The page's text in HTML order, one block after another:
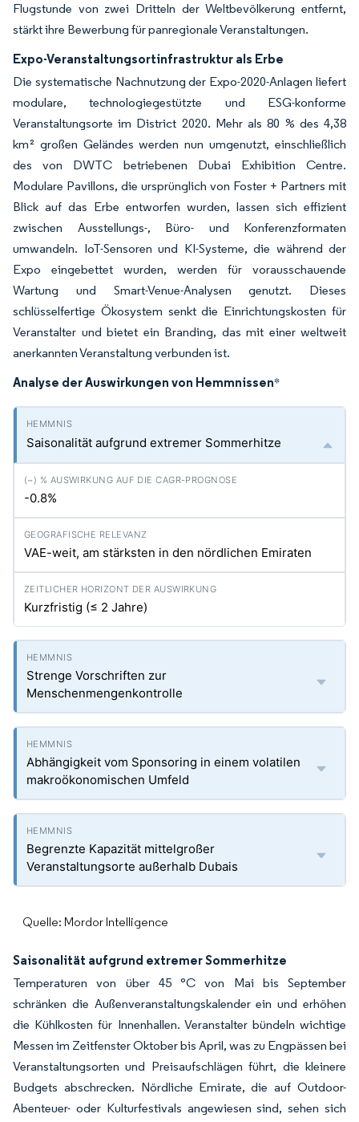
Flugstunde von zwei Dritteln der Weltbevölkerung entfernt,
stärkt ihre Bewerbung für panregionale Veranstaltungen.
Expo-Veranstaltungsortinfrastruktur als Erbe
Die systematische Nachnutzung der Expo-2020-Anlagen liefert
modulare, technologiegestützte und ESG-konforme
Veranstaltungsorte im District 2020. Mehr als 80 % des 4,38
km² großen Geländes werden nun umgenutzt, einschließlich
des von DWTC betriebenen Dubai Exhibition Centre.
Modulare Pavillons, die ursprünglich von Foster + Partners mit
Blick auf das Erbe entworfen wurden, lassen sich effizient
zwischen Ausstellungs-, Büro- und Konferenzformaten
umwandeln. IoT-Sensoren und KI-Systeme, die während der
Expo eingebettet wurden, werden für vorausschauende
Wartung und Smart-Venue-Analysen genutzt. Dieses
schlüsselfertige Ökosystem senkt die Einrichtungskosten für
Veranstalter und bietet ein Branding, das mit einer weltweit
anerkannten Veranstaltung verbunden ist.
Analyse der Auswirkungen von Hemmnissen*
Saisonalität aufgrund extremer Sommerhitze
-0.8%
VAE-weit, am stärksten in den nördlichen Emiraten
Kurzfristig (≤ 2 Jahre)
Strenge Vorschriften zur
Menschenmengenkontrolle
Abhängigkeit vom Sponsoring in einem volatilen
makroökonomischen Umfeld
Begrenzte Kapazität mittelgroßer
Veranstaltungsorte außerhalb Dubais
Quelle: Mordor Intelligence
Saisonalität aufgrund extremer Sommerhitze
Temperaturen von über 45 °C von Mai bis September
schränken die Außenveranstaltungskalender ein und erhöhen
die Kühlkosten für Innenhallen. Veranstalter bündeln wichtige
Messen im Zeitfenster Oktober bis April, was zu Engpässen bei
Veranstaltungsorten und Preisaufschlägen führt, die kleinere
Budgets abschrecken. Nördliche Emirate, die auf Outdoor-
Abenteuer- oder Kulturfestivals angewiesen sind, sehen sich